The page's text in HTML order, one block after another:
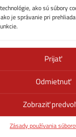
ako sú súbory
je správanie pri
Prijať
Odmietnuť
Zobraziť
Zásady používania